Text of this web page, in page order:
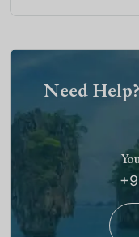
Need